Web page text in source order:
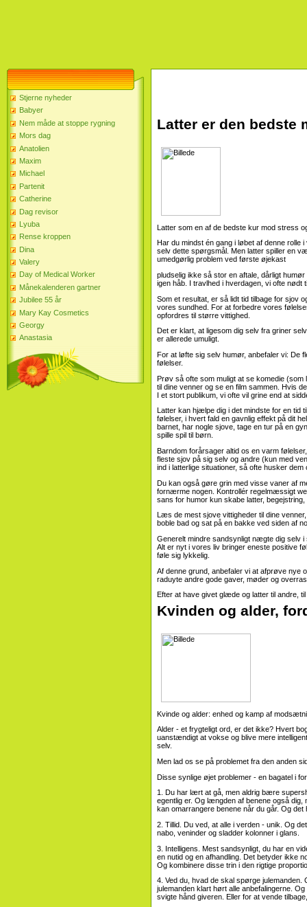
Stjerne nyheder
Babyer
Nem måde at stoppe rygning
Mors dag
Anatolien
Maxim
Michael
Partenit
Catherine
Dag revisor
Lyuba
Rense kroppen
Dina
Valery
Day of Medical Worker
Månekalenderen gartner
Jubilee 55 år
Mary Kay Cosmetics
Georgy
Anastasia
Latter er den bedste
Latter som en af ​​de bedste kur mod stress
Har du mindst én gang i løbet af denne
selv dette spørgsmål. Men latter spiller en
umedgørlig problem ved første øjekast
pludselig ikke så stor en aftale, dårligt
igen håb. I travlhed i hverdagen, vi ofte nødt
Som et resultat, er så lidt tid tilbage for sjov
vores sundhed. For at forbedre vores
opfordres til større vittighed.
Det er klart, at ligesom dig selv fra griner
er allerede umuligt.
For at løfte sig selv humør, anbefaler vi: De
følelser.
Prøv så ofte som muligt at se komedie
til dine venner og se en film sammen. Hvis
I et stort publikum, vi ofte vil grine end at
Latter kan hjælpe dig i det mindste for en tid
følelser, i hvert fald en gavnlig effekt på dit
barnet, har nogle sjove, tage en tur på en
spille spil til børn.
Barndom forårsager altid os en varm
fleste sjov på sig selv og andre (kun med
ind i latterlige situationer, så ofte husker
Du kan også gøre grin med visse vaner af
fornærme nogen. Kontrollér regelmæssigt
sans for humor kun skabe latter, begejstring,
Læs de mest sjove vittigheder til dine
boble bad og sat på en bakke ved siden af
Generelt mindre sandsynligt nægte dig selv
Alt er nyt i vores liv bringer eneste positive
føle sig lykkelig.
Af denne grund, anbefaler vi at afprøve nye
raduyte andre gode gaver, møder og
Efter at have givet glæde og latter til andre,
Kvinden og alder,
Kvinde og alder: enhed og kamp af
Alder - et frygteligt ord, er det ikke? Hvert
uanstændigt at vokse og blive mere
selv.
Men lad os se på problemet fra den anden
Disse synlige øjet problemer - en bagatel i
1. Du har lært at gå, men aldrig bære
egentlig er. Og længden af ​​benene også
kan omarrangere benene når du går. Og
2. Tillid. Du ved, at alle i verden - unik. Og
nabo, veninder og sladder kolonner i glans.
3. Intelligens. Mest sandsynligt, du har en
en nutid og en afhandling. Det betyder ikke
Og kombinere disse trin i den rigtige
4. Ved du, hvad de skal spørge
julemanden klart hørt alle anbefalingerne.
svigte hånd giveren. Eller for at vende